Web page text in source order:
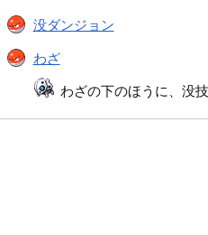
没ダンジョン
わざ
わざの下のほうに、没